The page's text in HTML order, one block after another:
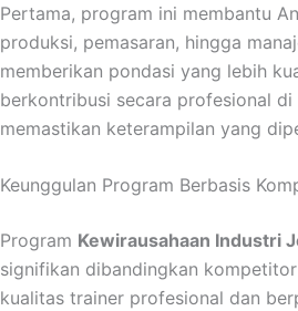
Pertama, program ini membantu
produksi, pemasaran, hingga
memberikan pondasi yang lebih
berkontribusi secara profesional
memastikan keterampilan yang
Keunggulan Program Berbasis
Program Kewirausahaan Industri
signifikan dibandingkan
kualitas trainer profesional dan